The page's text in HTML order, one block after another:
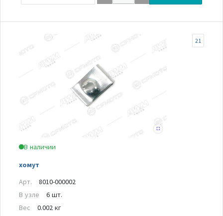
В наличии
хомут
21
Арт.
8010-000002
В узле
6 шт.
Вес
0.002 кг